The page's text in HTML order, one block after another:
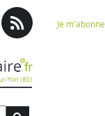
Je m'abonne